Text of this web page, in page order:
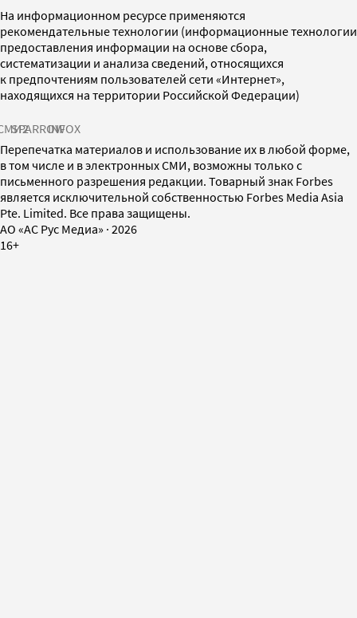
На информационном ресурсе применяются
рекомендательные технологии (информационные технологии
предоставления информации на основе сбора,
систематизации и анализа сведений, относящихся
к предпочтениям пользователей сети «Интернет»,
находящихся на территории Российской Федерации)
SPARROWINFOX
Перепечатка материалов и использование их в любой форме,
в том числе и в электронных СМИ, возможны только с
письменного разрешения редакции. Товарный знак Forbes
является исключительной собственностью Forbes Media Asia
Pte. Limited. Все права защищены.
AO «АС Рус Медиа» · 2026
16+